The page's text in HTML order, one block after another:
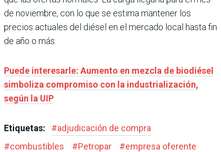
de noviembre, con lo que se estima mantener los
precios actuales del diésel en el mercado local hasta fin
de año o más.
Puede interesarle: Aumento en mezcla de biodiésel
simboliza compromiso con la industrialización,
según la UIP
Etiquetas: #adjudicación de compra
#combustibles #Petropar #empresa oferente